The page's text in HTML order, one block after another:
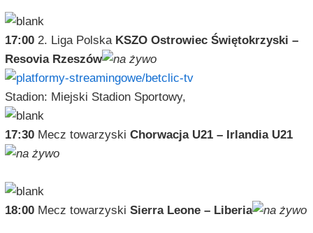
17:002. Liga Polska KSZO Ostrowiec Świętokrzyski –
Resovia Rzeszów
Stadion: Miejski Stadion Sportowy,
17:30Mecz towarzyski Chorwacja U21 – Irlandia U21
18:00Mecz towarzyski Sierra Leone – Liberia